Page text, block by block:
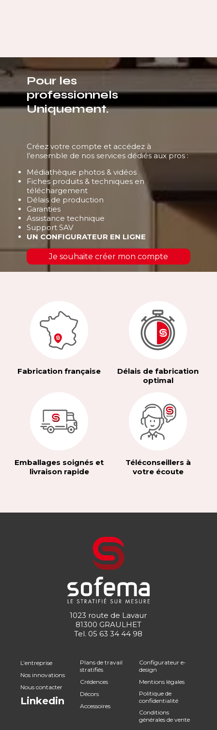
Pour les
professionnels
Uniquement.
Créez votre compte et accédez à
l’ensemble de nos services dédiés aux pros :
Médiathèque photos & vidéos
Fiches produits & techniques en
téléchargement
Délais de production
Garanties
Assistance technique
Support SAV
UN CONFIGURATEUR EN LIGNE
Je souhaite créer mon compte
Fabrication française
Délais de fabrication
optimal
Emballages soignés et
livraison rapide
Téléconseillers à
votre écoute
1023 route de Lavaur
81300 GRAULHET
Tel. 05 63 34 44 98
L’entreprise
Nos innovations
Nous contacter
Linkedin
Plans de travail
stratifiés
Crédences
Décors
Accessoires
Configurateur e-
design
Mentions légales
Politique de
confidentialité
Conditions
générales de vente